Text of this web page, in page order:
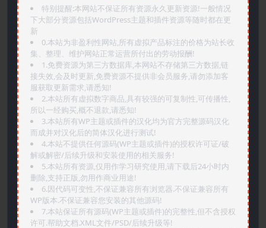
特别提醒:本网站不保证所有资源永久更新资源!一般情况
下大部分资源包括WordPress主题和插件资源等随时都在更
新
0.本站为非盈利性网站,所有虚拟产品标注的价格为站长收
集、整理、维护网站正常运营所付出的劳动报酬!
1.免费资源为第三方数据库,本网站不存储第三方数据,链
接失效,会及时更新,免费资源不提供非会员服务,请勿添加客
服获取更新需求,请悉知!
2.本站所有虚拟数字商品,具有较强的可复制性,可传播性,
所以一经购买,概不退款,请悉知!
3.本站所有WP主题或插件的汉化均为官方完整源码汉化
而成并对汉化后的简体汉化进行测试!
4.本站不提供任何源码(WP主题或插件)的授权许可证/破
解或解密/后续升级和安装使用的相关服务!
5.本站所有资源,仅用作学习研究使用,请下载后24小时内
删除,支持正版,勿用作商业用途!
6.因代码可变性,不保证兼容所有浏览器.不保证兼容所有
WP版本.不保证兼容您安装的其他源码!
7.本站保证所有源码(WP主题或插件)的完整性,但不含授权
许可.帮助文档.XML文件/PSD/后续升级等!